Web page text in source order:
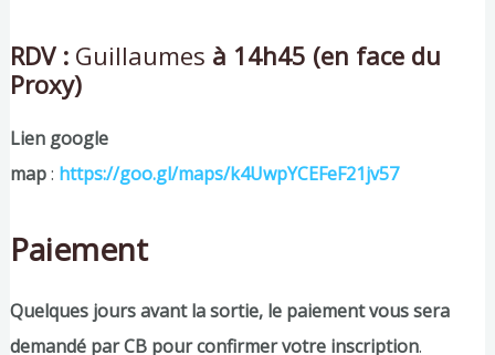
RDV : Guillaumes à 14h45 (en face du
Proxy)
Lien google
map: https://goo.gl/maps/k4UwpYCEFeF21jv57
Paiement
Quelques jours avant la sortie, le paiement vous sera
demandé par CB pour confirmer votre inscription.